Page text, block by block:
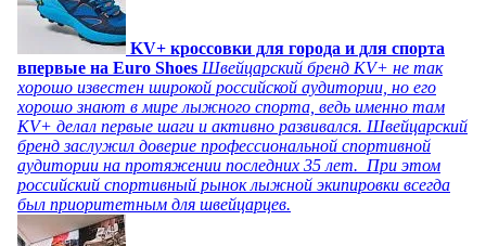
KV+ кроссовки для города и для спорта
впервые на Euro Shoes Швейцарский бренд KV+ не так
хорошо известен широкой российской аудитории, но его
хорошо знают в мире лыжного спорта, ведь именно там
KV+ делал первые шаги и активно развивался. Швейцарский
бренд заслужил доверие профессиональной спортивной
аудитории на протяжении последних 35 лет. При этом
российский спортивный рынок лыжной экипировки всегда
был приоритетным для швейцарцев.